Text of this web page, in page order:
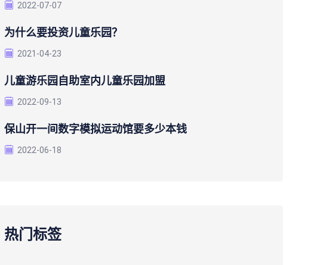
2022-07-07
为什么要投资儿童乐园？
2021-04-23
儿童游乐园自助室内儿童乐园加盟
2022-09-13
保山开一间数字模拟运动馆要多少本钱
2022-06-18
热门标签